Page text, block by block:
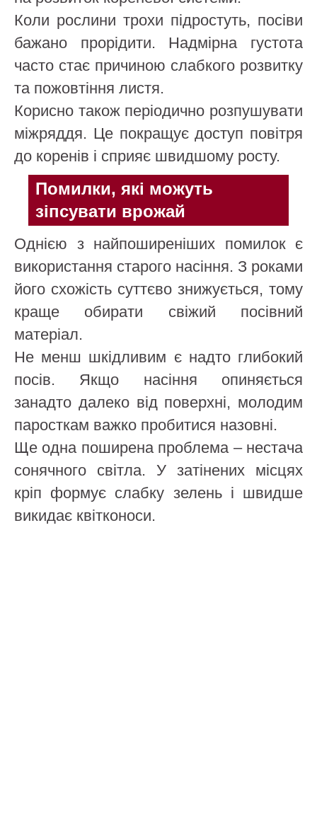
Коли рослини трохи підростуть, посіви
бажано прорідити. Надмірна густота
часто стає причиною слабкого розвитку
та пожовтіння листя.
Корисно також періодично розпушувати
міжряддя. Це покращує доступ повітря
до коренів і сприяє швидшому росту.
Помилки, які можуть
зіпсувати врожай
Однією з найпоширеніших помилок є
використання старого насіння. З роками
його схожість суттєво знижується, тому
краще обирати свіжий посівний
матеріал.
Не менш шкідливим є надто глибокий
посів. Якщо насіння опиняється
занадто далеко від поверхні, молодим
паросткам важко пробитися назовні.
Ще одна поширена проблема – нестача
сонячного світла. У затінених місцях
кріп формує слабку зелень і швидше
викидає квітконоси.